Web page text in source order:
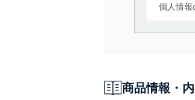
個人情報
当社は
法令遵守
商品情報・